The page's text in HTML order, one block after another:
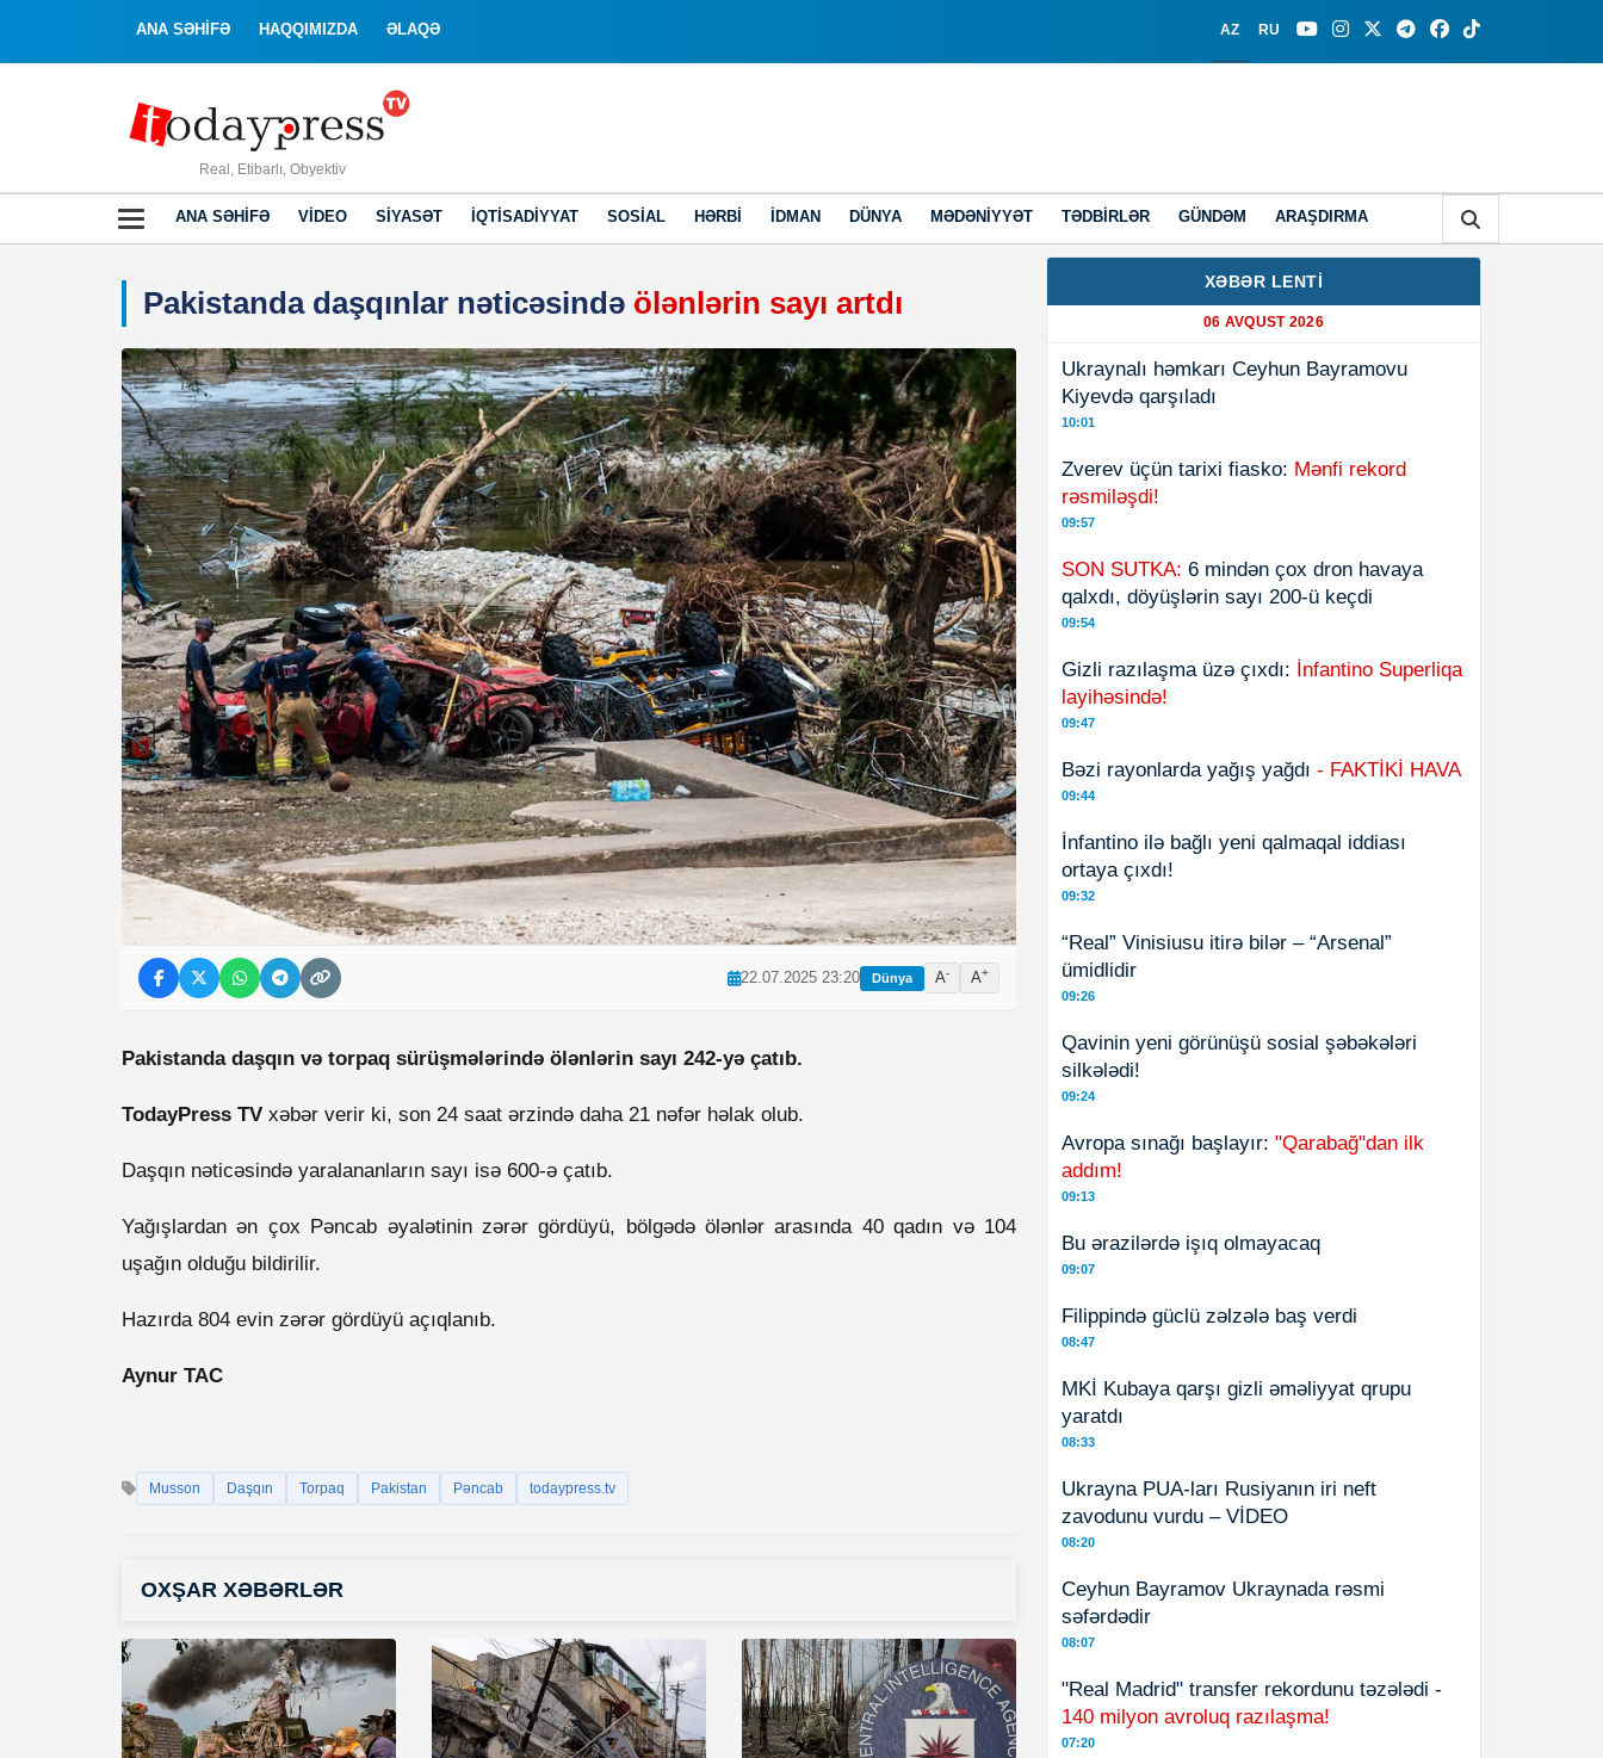
ANA SƏHİFƏ HAQQIMIZDA ƏLAQƏ AZ RU
Real, Etibarlı, Obyektiv
ANA SƏHIFƏ VIDEO SIYASƏT İQTISADIYYAT SOSIAL HƏRBI İDMAN DÜNYA MƏDƏNIYYƏT TƏDBIRLƏR GÜNDƏM ARAŞDIRMA
Pakistanda daşqınlar nəticəsində ölənlərin sayı artdı
22.07.2025 23:20 Dünya A- A+
Pakistanda daşqın və torpaq sürüşmələrində ölənlərin sayı 242-yə çatıb.
TodayPress TV xəbər verir ki, son 24 saat ərzində daha 21 nəfər həlak olub.
Daşqın nəticəsində yaralananların sayı isə 600-ə çatıb.
Yağışlardan ən çox Pəncab əyalətinin zərər gördüyü, bölgədə ölənlər arasında 40 qadın və 104
uşağın olduğu bildirilir.
Hazırda 804 evin zərər gördüyü açıqlanıb.
Aynur TAC
Musson Daşqın Torpaq Pakistan Pəncab todaypress.tv
OXŞAR XƏBƏRLƏR
XƏBƏR LENTİ
06 AVQUST 2026
Ukraynalı həmkarı Ceyhun Bayramovu
Kiyevdə qarşıladı
10:01
Zverev üçün tarixi fiasko: Mənfi rekord
rəsmiləşdi!
09:57
SON SUTKA: 6 mindən çox dron havaya
qalxdı, döyüşlərin sayı 200-ü keçdi
09:54
Gizli razılaşma üzə çıxdı: İnfantino Superliqa
layihəsində!
09:47
Bəzi rayonlarda yağış yağdı - FAKTİKİ HAVA
09:44
İnfantino ilə bağlı yeni qalmaqal iddiası
ortaya çıxdı!
09:32
“Real” Vinisiusu itirə bilər – “Arsenal”
ümidlidir
09:26
Qavinin yeni görünüşü sosial şəbəkələri
silkələdi!
09:24
Avropa sınağı başlayır: "Qarabağ"dan ilk
addım!
09:13
Bu ərazilərdə işıq olmayacaq
09:07
Filippində güclü zəlzələ baş verdi
08:47
MKİ Kubaya qarşı gizli əməliyyat qrupu
yaratdı
08:33
Ukrayna PUA-ları Rusiyanın iri neft
zavodunu vurdu – VİDEO
08:20
Ceyhun Bayramov Ukraynada rəsmi
səfərdədir
08:07
"Real Madrid" transfer rekordunu təzələdi -
140 milyon avroluq razılaşma!
07:20